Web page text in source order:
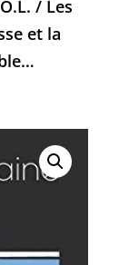
/ Les
et la